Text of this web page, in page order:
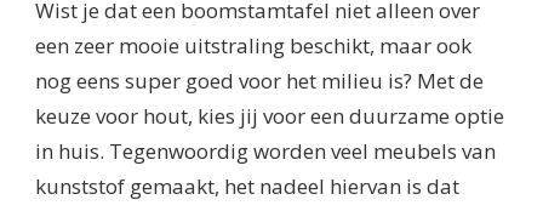
Wist je dat een boomstamtafel niet alleen over
een zeer mooie uitstraling beschikt, maar ook
nog eens super goed voor het milieu is? Met de
keuze voor hout, kies jij voor een duurzame optie
in huis. Tegenwoordig worden veel meubels van
kunststof gemaakt, het nadeel hiervan is dat